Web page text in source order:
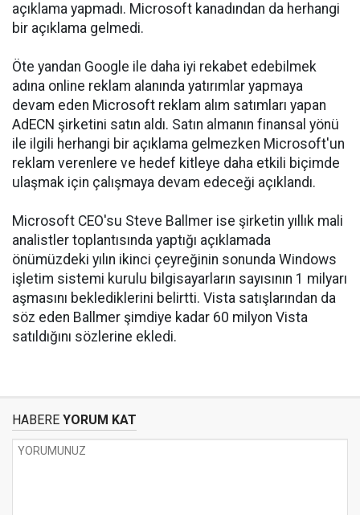
açıklama yapmadı. Microsoft kanadından da herhangi
bir açıklama gelmedi.
Öte yandan Google ile daha iyi rekabet edebilmek
adına online reklam alanında yatırımlar yapmaya
devam eden Microsoft reklam alım satımları yapan
AdECN şirketini satın aldı. Satın almanın finansal yönü
ile ilgili herhangi bir açıklama gelmezken Microsoft'un
reklam verenlere ve hedef kitleye daha etkili biçimde
ulaşmak için çalışmaya devam edeceği açıklandı.
Microsoft CEO'su Steve Ballmer ise şirketin yıllık mali
analistler toplantısında yaptığı açıklamada
önümüzdeki yılın ikinci çeyreğinin sonunda Windows
işletim sistemi kurulu bilgisayarların sayısının 1 milyarı
aşmasını beklediklerini belirtti. Vista satışlarından da
söz eden Ballmer şimdiye kadar 60 milyon Vista
satıldığını sözlerine ekledi.
HABERE YORUM KAT